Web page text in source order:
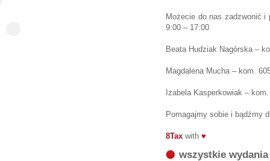
Możecie do nas zadzwonić i
9:00 – 17:00
Beata Hudziak Nagórska –
Magdalena Mucha – kom.
Izabela Kasperkowiak –
Pomagajmy sobie i bądźmy
8Tax with ♥
wszystkie wydania